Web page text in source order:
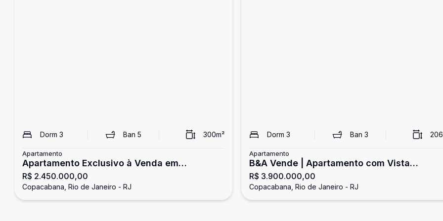
Dorm 3 Ban5 300m²
Apartamento
Apartamento Exclusivo à Venda em
Copacabana - 300 m² | 1 por Andar | A
Apenas 300 m da Praia
R$ 2.450.000,00
Copacabana, Rio de Janeiro - RJ
Dorm 3 Ban 3 206
Apartamento
B&A Vende | Apartamento com Vista
Deslumbrante para o Mar na Avenida
Atlântica
R$ 3.900.000,00
Copacabana, Rio de Janeiro - RJ